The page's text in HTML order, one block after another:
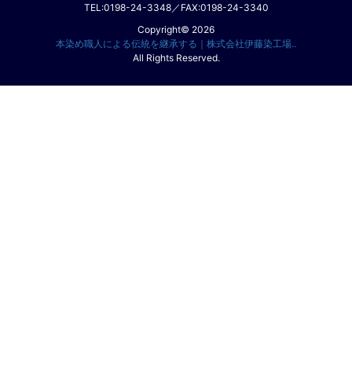
TEL:0198-24-3348／FAX:0198-24-3340
Copyright© 2026
本染め職人による伝統を継承する｜株式会社伊藤染工場..
All Rights Reserved.